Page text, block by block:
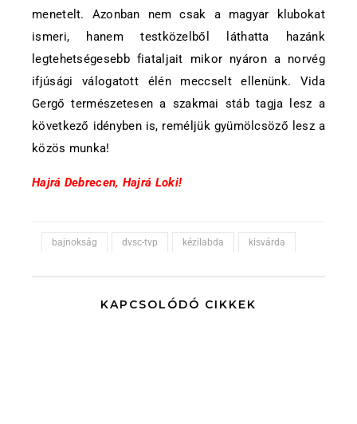
menetelt. Azonban nem csak a magyar klubokat
ismeri, hanem testközelből láthatta hazánk
legtehetségesebb fiataljait mikor nyáron a norvég
ifjúsági válogatott élén meccselt ellenünk. Vida
Gergő természetesen a szakmai stáb tagja lesz a
következő idényben is, reméljük gyümölcsöző lesz a
közös munka!
Hajrá Debrecen, Hajrá Loki!
bajnokság dvsc-tvp kézilabda kisvárda
KAPCSOLÓDÓ CIKKEK